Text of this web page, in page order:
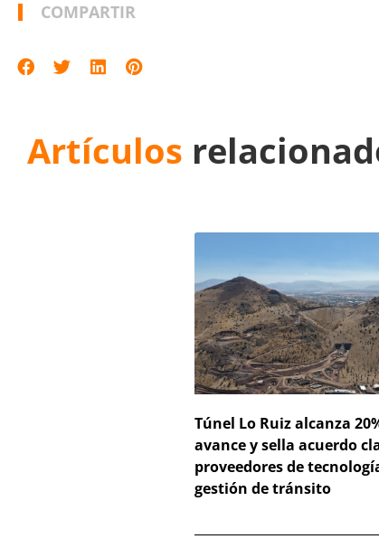
COMPARTIR
Artículos
Túnel Lo Ruiz alcanza
avance y sella acuerdo
proveedores de
gestión de tránsito